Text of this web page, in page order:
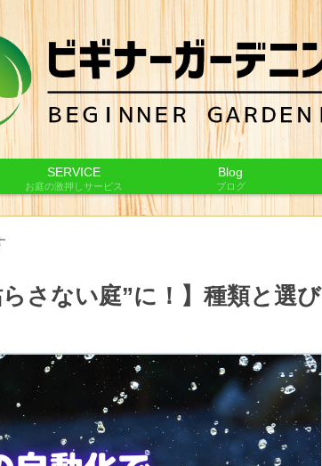
SERVICE
お庭の激押しサービス
Blog
ブログ
さない庭”に！】種類と選び